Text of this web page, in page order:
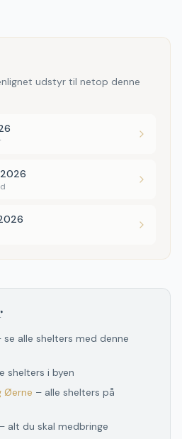
udstyr til netop denne
se alle shelters med denne
shelters i byen
Øerne – alle shelters på
– alt du skal medbringe